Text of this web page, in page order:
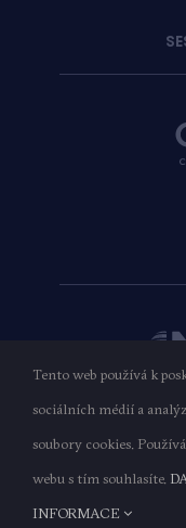
Copyright ©
Tento web používá k
sociálních médií a
soubory cookies.
webu s tím souhlasíte.
INFORMACE